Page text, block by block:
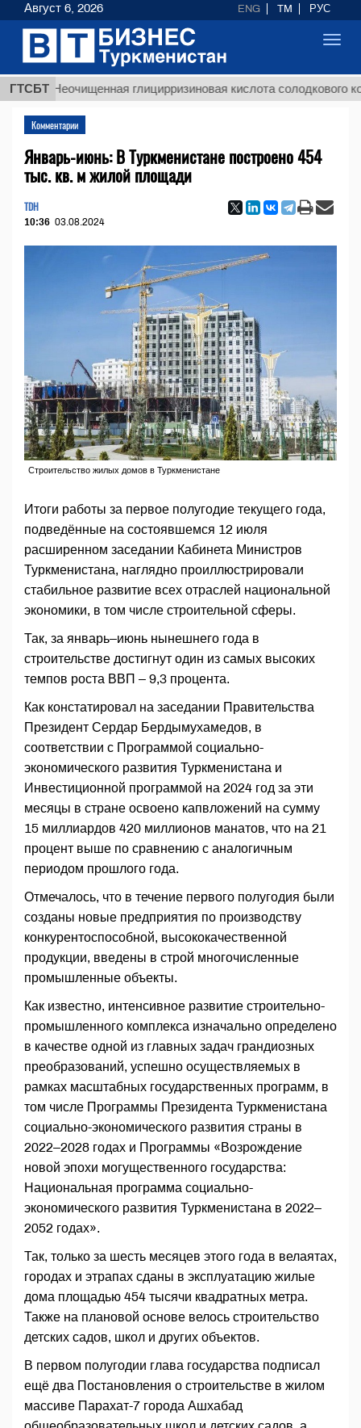
ГТСБТ глицирризиновая кислота солодкового корня
Комментарии
Январь-июнь: В Туркменистане построено 454
тыс. кв. м жилой площади
TDH
10:36 03.08.2024
Строительство жилых домов в Туркменистане
Итоги работы за первое полугодие текущего года,
подведённые на состоявшемся 12 июля
расширенном заседании Кабинета Министров
Туркменистана, наглядно проиллюстрировали
стабильное развитие всех отраслей национальной
экономики, в том числе строительной сферы.
Так, за январь–июнь нынешнего года в
строительстве достигнут один из самых высоких
темпов роста ВВП – 9,3 процента.
Как констатировал на заседании Правительства
Президент Сердар Бердымухамедов, в
соответствии с Программой социально-
экономического развития Туркменистана и
Инвестиционной программой на 2024 год за эти
месяцы в стране освоено капвложений на сумму
15 миллиардов 420 миллионов манатов, что на 21
процент выше по сравнению с аналогичным
периодом прошлого года.
Отмечалось, что в течение первого полугодия были
созданы новые предприятия по производству
конкурентоспособной, высококачественной
продукции, введены в строй многочисленные
промышленные объекты.
Как известно, интенсивное развитие строительно-
промышленного комплекса изначально определено
в качестве одной из главных задач грандиозных
преобразований, успешно осуществляемых в
рамках масштабных государственных программ, в
том числе Программы Президента Туркменистана
социально-экономического развития страны в
2022–2028 годах и Программы «Возрождение
новой эпохи могущественного государства:
Национальная программа социально-
экономического развития Туркменистана в 2022–
2052 годах».
Так, только за шесть месяцев этого года в велаятах,
городах и этрапах сданы в эксплуатацию жилые
дома площадью 454 тысячи квадратных метра.
Также на плановой основе велось строительство
детских садов, школ и других объектов.
В первом полугодии глава государства подписал
ещё два Постановления о строительстве в жилом
массиве Парахат-7 города Ашхабад
Август 6, 2026 ENG TM РУС